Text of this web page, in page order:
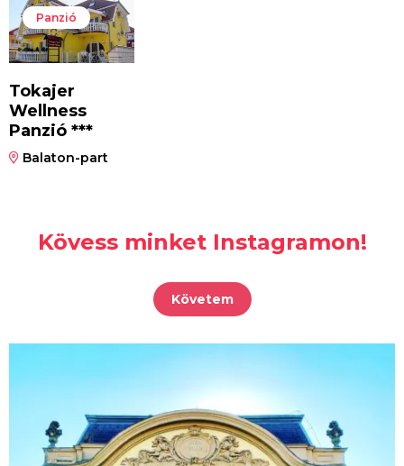
Panzió
Tokajer
Wellness
Panzió ***
Balaton-part
Kövess minket Instagramon!
Követem